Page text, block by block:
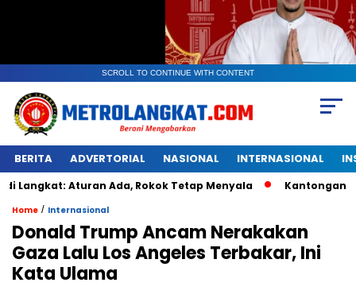
SCROLL TO CONTINUE WITH CONTENT
BERITA ADVERTORIAL NASIONAL INTERNASIONAL
Aturan Ada, Rokok Tetap Menyala Kantongan Plastik
Home / Internasional
Donald Trump Ancam Nerakakan
Gaza Lalu Los Angeles Terbakar, Ini
Kata Ulama